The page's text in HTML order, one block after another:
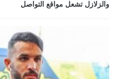
والزلازل تشعل مواقع التواصل